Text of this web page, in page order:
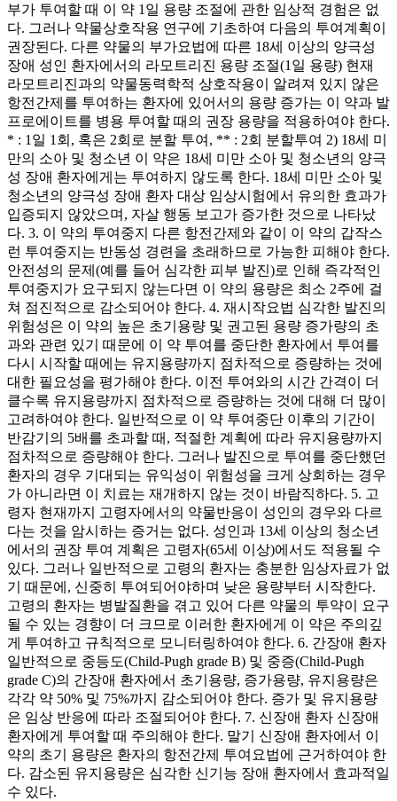
부가 투여할 때 이 약 1일 용량 조절에 관한 임상적 경험은 없
다. 그러나 약물상호작용 연구에 기초하여 다음의 투여계획이
권장된다. 다른 약물의 부가요법에 따른 18세 이상의 양극성
장애 성인 환자에서의 라모트리진 용량 조절(1일 용량) 현재
라모트리진과의 약물동력학적 상호작용이 알려져 있지 않은
항전간제를 투여하는 환자에 있어서의 용량 증가는 이 약과 발
프로에이트를 병용 투여할 때의 권장 용량을 적용하여야 한다.
* : 1일 1회, 혹은 2회로 분할 투여, ** : 2회 분할투여 2) 18세 미
만의 소아 및 청소년 이 약은 18세 미만 소아 및 청소년의 양극
성 장애 환자에게는 투여하지 않도록 한다. 18세 미만 소아 및
청소년의 양극성 장애 환자 대상 임상시험에서 유의한 효과가
입증되지 않았으며, 자살 행동 보고가 증가한 것으로 나타났
다. 3. 이 약의 투여중지 다른 항전간제와 같이 이 약의 갑작스
런 투여중지는 반동성 경련을 초래하므로 가능한 피해야 한다.
안전성의 문제(예를 들어 심각한 피부 발진)로 인해 즉각적인
투여중지가 요구되지 않는다면 이 약의 용량은 최소 2주에 걸
쳐 점진적으로 감소되어야 한다. 4. 재시작요법 심각한 발진의
위험성은 이 약의 높은 초기용량 및 권고된 용량 증가량의 초
과와 관련 있기 때문에 이 약 투여를 중단한 환자에서 투여를
다시 시작할 때에는 유지용량까지 점차적으로 증량하는 것에
대한 필요성을 평가해야 한다. 이전 투여와의 시간 간격이 더
클수록 유지용량까지 점차적으로 증량하는 것에 대해 더 많이
고려하여야 한다. 일반적으로 이 약 투여중단 이후의 기간이
반감기의 5배를 초과할 때, 적절한 계획에 따라 유지용량까지
점차적으로 증량해야 한다. 그러나 발진으로 투여를 중단했던
환자의 경우 기대되는 유익성이 위험성을 크게 상회하는 경우
가 아니라면 이 치료는 재개하지 않는 것이 바람직하다. 5. 고
령자 현재까지 고령자에서의 약물반응이 성인의 경우와 다르
다는 것을 암시하는 증거는 없다. 성인과 13세 이상의 청소년
에서의 권장 투여 계획은 고령자(65세 이상)에서도 적용될 수
있다. 그러나 일반적으로 고령의 환자는 충분한 임상자료가 없
기 때문에, 신중히 투여되어야하며 낮은 용량부터 시작한다.
고령의 환자는 병발질환을 겪고 있어 다른 약물의 투약이 요구
될 수 있는 경향이 더 크므로 이러한 환자에게 이 약은 주의깊
게 투여하고 규칙적으로 모니터링하여야 한다. 6. 간장애 환자
일반적으로 중등도(Child-Pugh grade B) 및 중증(Child-Pugh
grade C)의 간장애 환자에서 초기용량, 증가용량, 유지용량은
각각 약 50% 및 75%까지 감소되어야 한다. 증가 및 유지용량
은 임상 반응에 따라 조절되어야 한다. 7. 신장애 환자 신장애
환자에게 투여할 때 주의해야 한다. 말기 신장애 환자에서 이
약의 초기 용량은 환자의 항전간제 투여요법에 근거하여야 한
다. 감소된 유지용량은 심각한 신기능 장애 환자에서 효과적일
수 있다.